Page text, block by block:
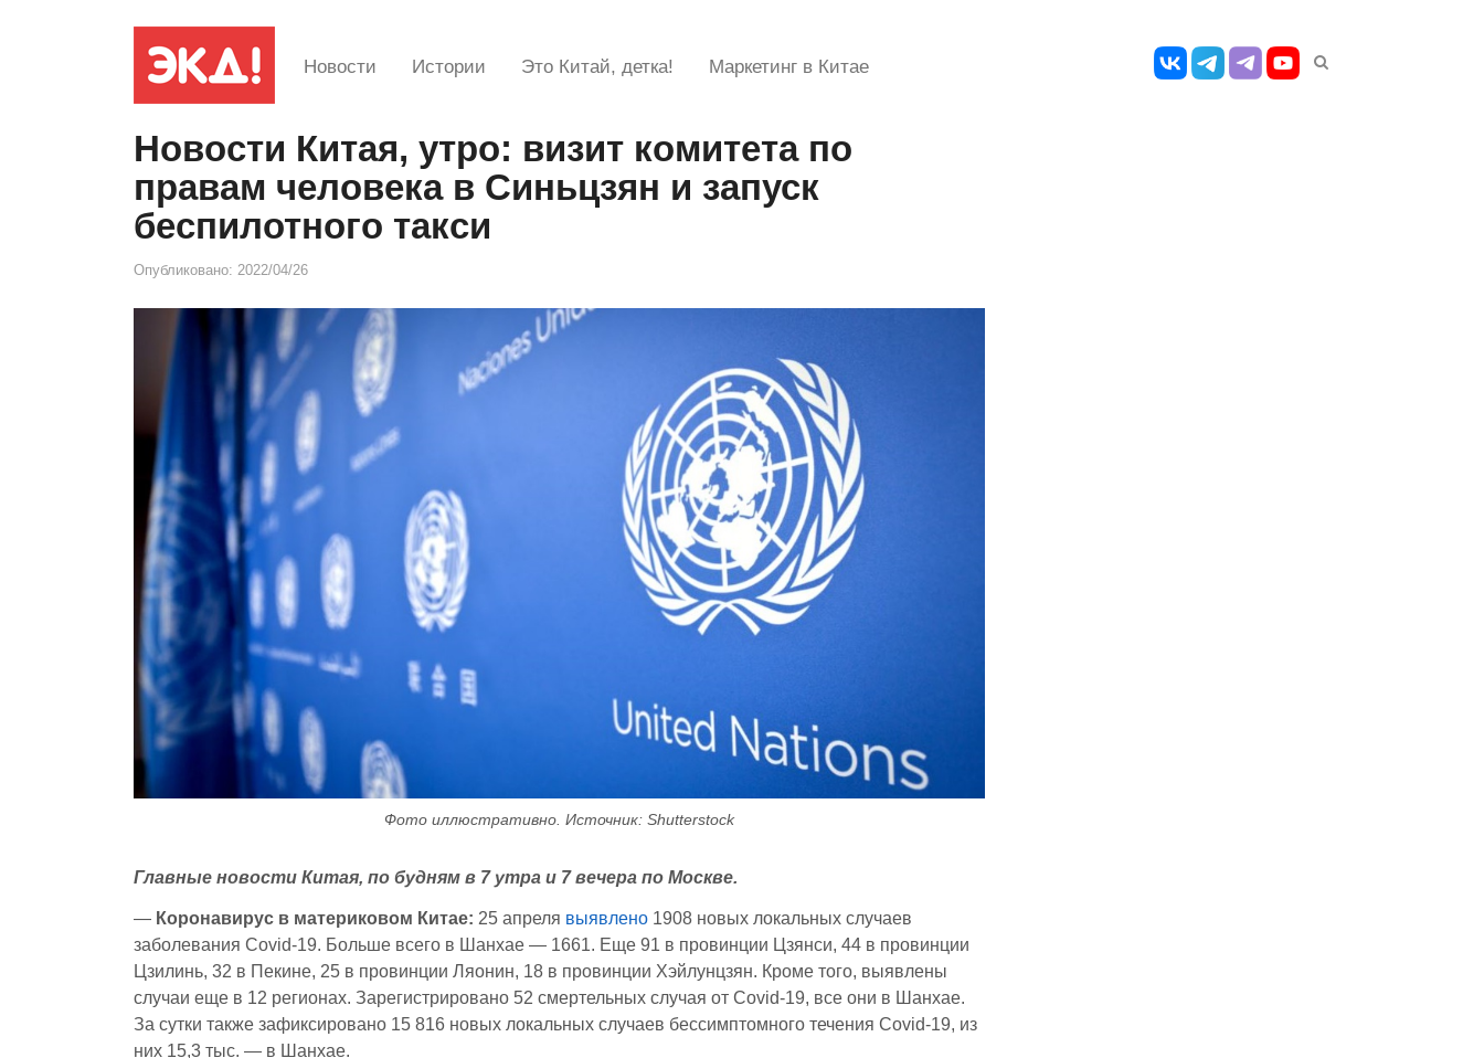
Новости Истории Это Китай, детка! Маркетинг в Китае
Новости Китая, утро: визит комитета по
правам человека в Синьцзян и запуск
беспилотного такси
Опубликовано: 2022/04/26
Фото иллюстративно. Источник: Shutterstock
Главные новости Китая, по будням в 7 утра и 7 вечера по Москве.
— Коронавирус в материковом Китае: 25 апреля выявлено 1908 новых локальных случаев
заболевания Covid-19. Больше всего в Шанхае — 1661. Еще 91 в провинции Цзянси, 44 в провинции
Цзилинь, 32 в Пекине, 25 в провинции Ляонин, 18 в провинции Хэйлунцзян. Кроме того, выявлены
случаи еще в 12 регионах. Зарегистрировано 52 смертельных случая от Covid-19, все они в Шанхае.
За сутки также зафиксировано 15 816 новых локальных случаев бессимптомного течения Covid-19, из
них 15,3 тыс. — в Шанхае.